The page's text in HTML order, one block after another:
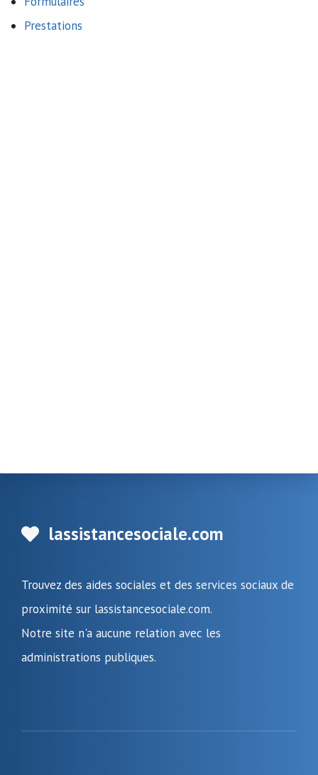
Prestations
lassistancesociale.com
Trouvez des aides sociales et des services sociaux de
proximité sur lassistancesociale.com.
Notre site n'a aucune relation avec les
administrations publiques.